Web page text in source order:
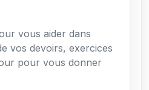
vous aider dans
vos devoirs, exercices
pour vous donner